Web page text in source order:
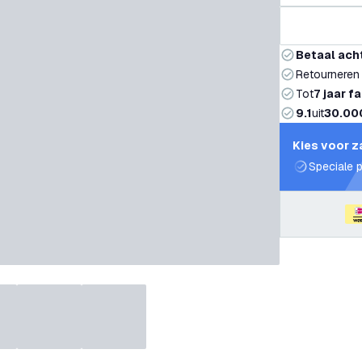
Betaal
Tot7 jaar
9.1uit
Kies voor
Speciale